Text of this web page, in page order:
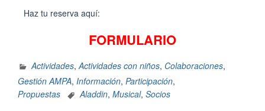
Haz tu reserva aquí:
FORMULARIO
Actividades,Actividades con niños, Colaboraciones,
Gestión AMPA, Información, Participación,
Propuestas
Aladdin, Musical, Socios